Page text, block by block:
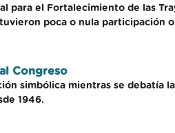
para el Fortalecimiento de las
poca o nula participación
Congreso
simbólica mientras se
1946.